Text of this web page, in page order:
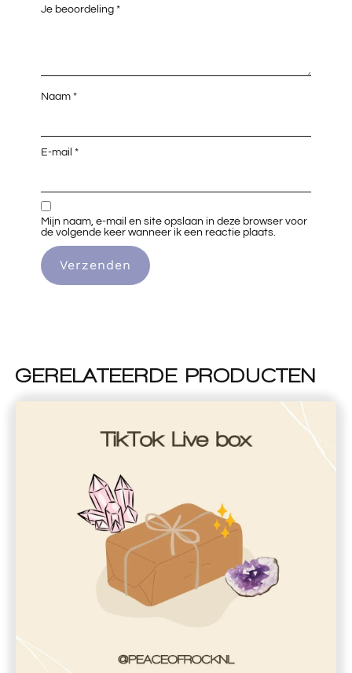
Je beoordeling*
Naam*
E-mail*
Mijn naam, e-mail en site opslaan in deze browser voor
de volgende keer wanneer ik een reactie plaats.
GERELATEERDE PRODUCTEN